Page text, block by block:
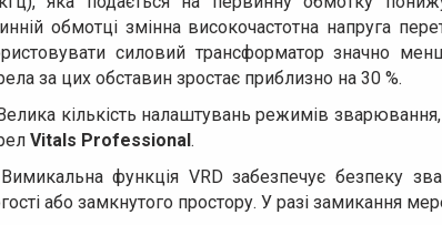
обмотці змінна високочастотна напруга
силовий трансформатор значно
за цих обставин зростає приблизно на 30 %.
кількість налаштувань режимів
Vitals Professional.
Вимикальна функція VRD забезпечує безпеку
або замкнутого простору. У разі замикання